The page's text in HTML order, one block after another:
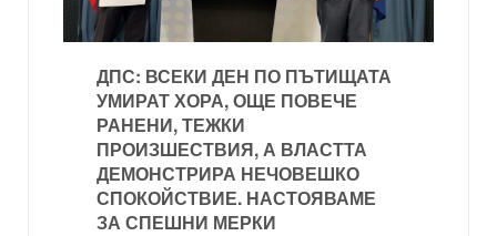
ДПС: ВСЕКИ ДЕН ПО ПЪТИЩАТА
УМИРАТ ХОРА, ОЩЕ ПОВЕЧЕ
РАНЕНИ, ТЕЖКИ
ПРОИЗШЕСТВИЯ, А ВЛАСТТА
ДЕМОНСТРИРА НЕЧОВЕШКО
СПОКОЙСТВИЕ. НАСТОЯВАМЕ
ЗА СПЕШНИ МЕРКИ